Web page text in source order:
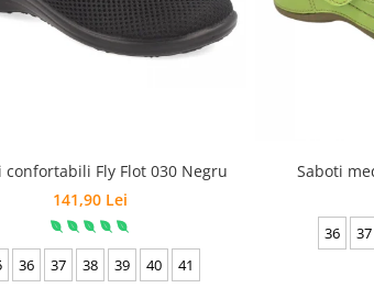
confortabili Fly Flot 030 Negru
141,90 Lei
36 37 38 39 40 41
Saboti
36 37